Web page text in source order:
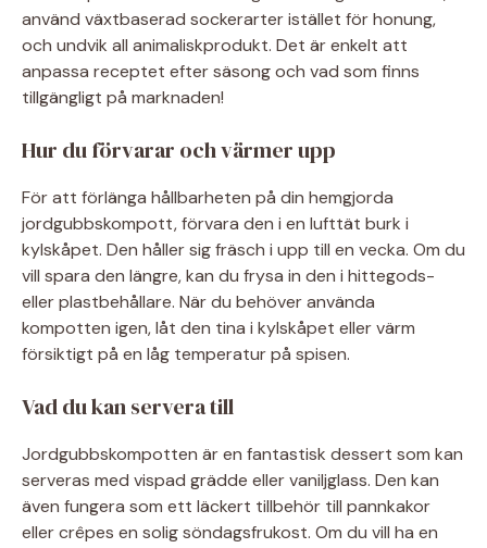
använd växtbaserad sockerarter istället för honung,
och undvik all animaliskprodukt. Det är enkelt att
anpassa receptet efter säsong och vad som finns
tillgängligt på marknaden!
Hur du förvarar och värmer upp
För att förlänga hållbarheten på din hemgjorda
jordgubbskompott, förvara den i en lufttät burk i
kylskåpet. Den håller sig fräsch i upp till en vecka. Om du
vill spara den längre, kan du frysa in den i hittegods-
eller plastbehållare. När du behöver använda
kompotten igen, låt den tina i kylskåpet eller värm
försiktigt på en låg temperatur på spisen.
Vad du kan servera till
Jordgubbskompotten är en fantastisk dessert som kan
serveras med vispad grädde eller vaniljglass. Den kan
även fungera som ett läckert tillbehör till pannkakor
eller crêpes en solig söndagsfrukost. Om du vill ha en